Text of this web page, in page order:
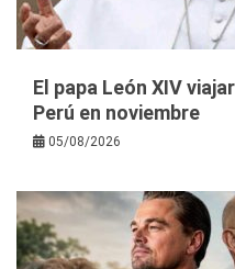
El papa León XIV
Perú en noviembre
05/08/2026